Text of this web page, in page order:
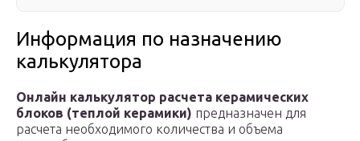
Информация по назначению
калькулятора
Онлайн калькулятор расчета керамических
блоков (теплой керамики) предназначен для
расчета необходимого количества и объема